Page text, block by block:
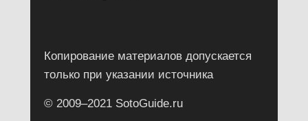
Копирование материалов допускается
только при указании источника
© 2009–2021 SotoGuide.ru